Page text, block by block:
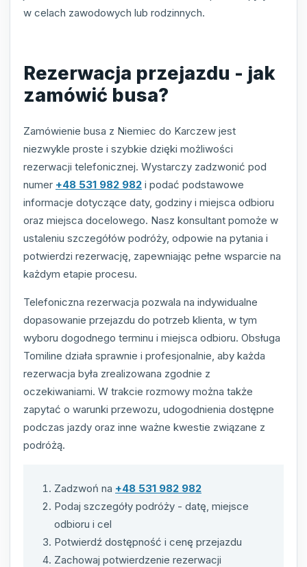
w celach zawodowych lub rodzinnych.
Rezerwacja przejazdu - jak
zamówić busa?
Zamówienie busa z Niemiec do Karczew jest
niezwykle proste i szybkie dzięki możliwości
rezerwacji telefonicznej. Wystarczy zadzwonić pod
numer +48 531 982 982 i podać podstawowe
informacje dotyczące daty, godziny i miejsca odbioru
oraz miejsca docelowego. Nasz konsultant pomoże w
ustaleniu szczegółów podróży, odpowie na pytania i
potwierdzi rezerwację, zapewniając pełne wsparcie na
każdym etapie procesu.
Telefoniczna rezerwacja pozwala na indywidualne
dopasowanie przejazdu do potrzeb klienta, w tym
wyboru dogodnego terminu i miejsca odbioru. Obsługa
Tomiline działa sprawnie i profesjonalnie, aby każda
rezerwacja była zrealizowana zgodnie z
oczekiwaniami. W trakcie rozmowy można także
zapytać o warunki przewozu, udogodnienia dostępne
podczas jazdy oraz inne ważne kwestie związane z
podróżą.
Zadzwoń na +48 531 982 982
Podaj szczegóły podróży - datę, miejsce
odbioru i cel
Potwierdź dostępność i cenę przejazdu
Zachowaj potwierdzenie rezerwacji